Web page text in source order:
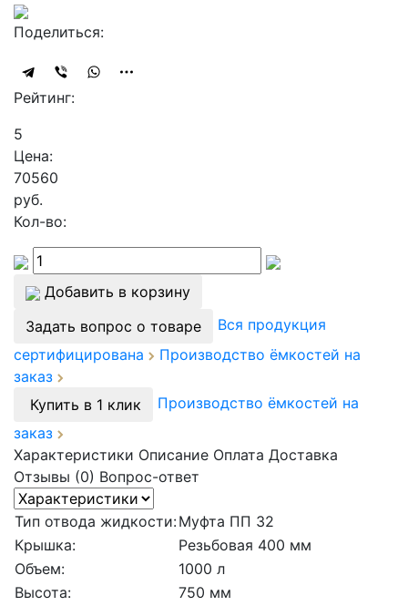
Поделиться:
Рейтинг:
5
Цена:
70560
руб.
Кол-во:
Добавить в корзину
Задать вопрос о товаре
Вся продукция
сертифицирована
Производство ёмкостей на
заказ
Купить в 1 клик
Производство ёмкостей на
заказ
Характеристики Описание Оплата Доставка
Отзывы (0) Вопрос-ответ
Тип отвода жидкости:Муфта ПП 32
Крышка:
Резьбовая 400 мм
Объем:
1000 л
Высота:
750 мм